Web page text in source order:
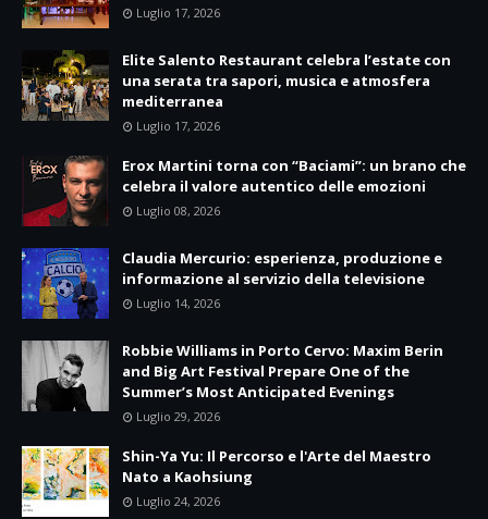
Luglio 17, 2026
Elite Salento Restaurant celebra l’estate con
una serata tra sapori, musica e atmosfera
mediterranea
Luglio 17, 2026
Erox Martini torna con “Baciami”: un brano che
celebra il valore autentico delle emozioni
Luglio 08, 2026
Claudia Mercurio: esperienza, produzione e
informazione al servizio della televisione
Luglio 14, 2026
Robbie Williams in Porto Cervo: Maxim Berin
and Big Art Festival Prepare One of the
Summer’s Most Anticipated Evenings
Luglio 29, 2026
Shin-Ya Yu: Il Percorso e l'Arte del Maestro
Nato a Kaohsiung
Luglio 24, 2026